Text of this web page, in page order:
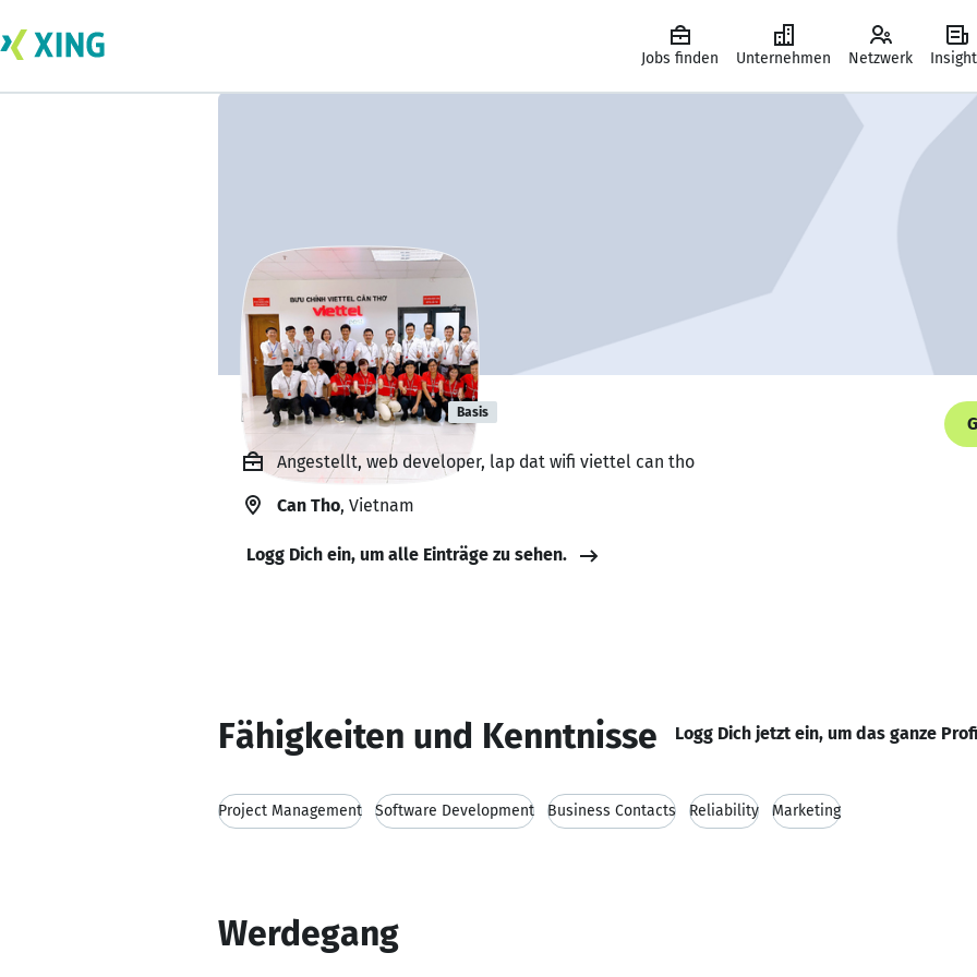
Jobs finden Unternehmen Netzwerk
Linh Lê Văn Vũ Basis
Angestellt, web developer, lap dat wifi viettel can tho
Can Tho, Vietnam
Logg Dich ein, um alle Einträge zu sehen.
Fähigkeiten und Kenntnisse Logg Dich jetzt ein, um das ganze
Project Management Software Development Business Contacts Reliability Marketing
Werdegang